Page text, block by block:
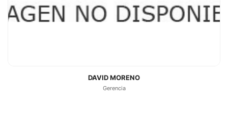
DAVID MORENO
Gerencia
630924942